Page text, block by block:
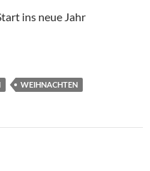
ins neue Jahr
WEIHNACHTEN